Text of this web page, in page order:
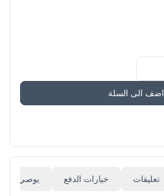
اضف الى السلة
تعليقات خيارات الدفع يوصي